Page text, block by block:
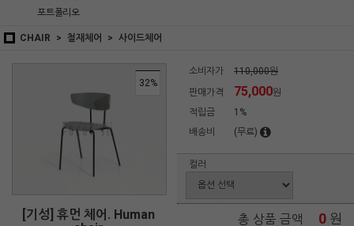
포트폴리오
CHAIR 철재체어 사이드체어
32%
[기성] 휴먼 체어. Human
소비자가
110,000원
판매가격
75,000원
적립금
1%
배송비
(무료)
컬러
총 상품 금액 0 원